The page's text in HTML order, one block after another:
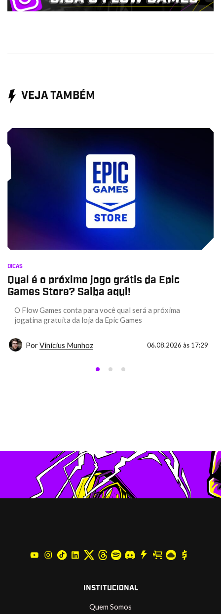
VEJA TAMBÉM
DICAS
Qual é o próximo jogo grátis da Epic
Games Store? Saiba aqui!
O Flow Games conta para você qual será a próxima
jogatina gratuita da loja da Epic Games
PorVinícius Munhoz 06.08.2026 às 17:29
INSTITUCIONAL
Quem Somos